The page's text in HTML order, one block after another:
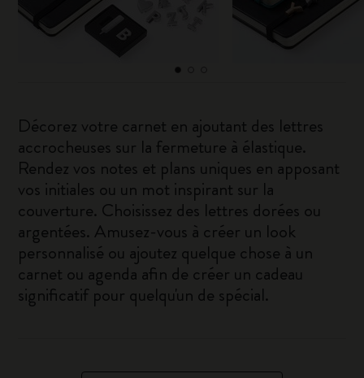
Décorez votre carnet en ajoutant des lettres
accrocheuses sur la fermeture à élastique.
Rendez vos notes et plans uniques en apposant
vos initiales ou un mot inspirant sur la
couverture. Choisissez des lettres dorées ou
argentées. Amusez-vous à créer un look
personnalisé ou ajoutez quelque chose à un
carnet ou agenda afin de créer un cadeau
significatif pour quelqu'un de spécial.